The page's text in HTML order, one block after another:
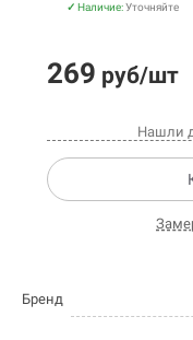
✓ Наличие:Уточняйте
269 руб/шт
Нашли
Бренд